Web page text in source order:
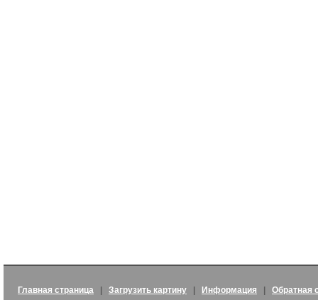
Главная страница Загрузить картину Информация
Обратная